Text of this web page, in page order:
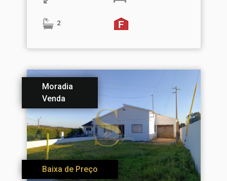
2
Moradia
Venda
Baixa de Preço